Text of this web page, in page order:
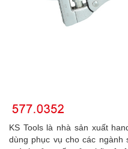
KS Tools là nhà sản xuất
dùng phục vụ cho các ngành